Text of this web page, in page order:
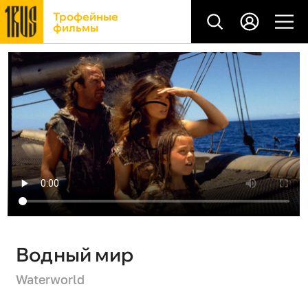
Трофейные
фильмы
Водный мир
Waterworld